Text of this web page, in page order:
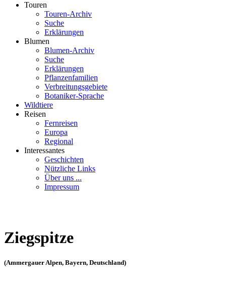
Touren
Touren-Archiv
Suche
Erklärungen
Blumen
Blumen-Archiv
Suche
Erklärungen
Pflanzenfamilien
Verbreitungsgebiete
Botaniker-Sprache
Wildtiere
Reisen
Fernreisen
Europa
Regional
Interessantes
Geschichten
Nützliche Links
Über uns ...
Impressum
Ziegspitze
(Ammergauer Alpen, Bayern, Deutschland)